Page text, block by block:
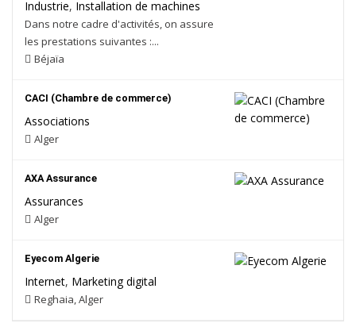
Industrie, Installation de machines
Dans notre cadre d'activités, on assure
les prestations suivantes :...
Béjaïa
CACI (Chambre de commerce)
Associations
Alger
AXA Assurance
Assurances
Alger
Eyecom Algerie
Internet, Marketing digital
Reghaia, Alger